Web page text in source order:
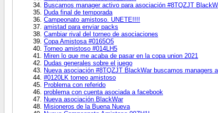
Buscamos manager activo para asociación #8TQZJT
Duda final de temporada
Campeonato amistoso. UNETE!!!!
amistad para enviar packs
Cambiar rival del torneo de asociaciones
Copa Amistosa #0165O5
Torneo amistoso #014LH5
Miren lo que me acaba de pasar en la copa union 2021
Dudas generales sobre el juego
Nueva asociación #8TQZJT BlackWar buscamos managers
#0120LK torneo amistoso
Problema con referido
problema con cuenta asociada a facebook
Nueva asociación BlackWar
Misioneros de la Buena Nueva